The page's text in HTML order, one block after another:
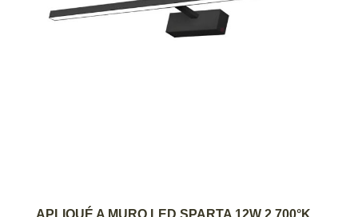
AGREGAR AL CARRITO
APLIQUÉ A MURO LED SPARTA 12W 2.700°K